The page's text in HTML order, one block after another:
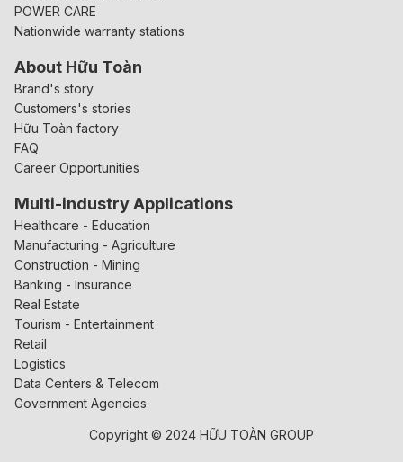
POWER CARE
Nationwide warranty stations
About Hữu Toàn
Brand's story
Customers's stories
Hữu Toàn factory
FAQ
Career Opportunities
Multi-industry Applications
Healthcare - Education
Manufacturing - Agriculture
Construction - Mining
Banking - Insurance
Real Estate
Tourism - Entertainment
Retail
Logistics
Data Centers & Telecom
Government Agencies
Copyright © 2024 HỮU TOÀN GROUP